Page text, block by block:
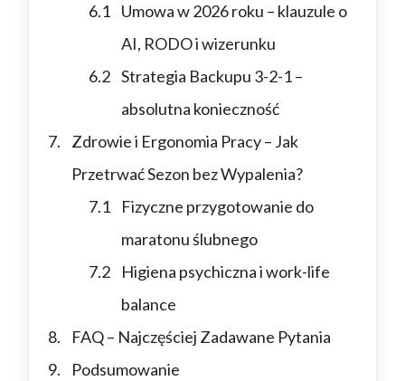
Umowa w 2026 roku – klauzule o
AI, RODO i wizerunku
Strategia Backupu 3-2-1 –
absolutna konieczność
Zdrowie i Ergonomia Pracy – Jak
Przetrwać Sezon bez Wypalenia?
Fizyczne przygotowanie do
maratonu ślubnego
Higiena psychiczna i work-life
balance
FAQ – Najczęściej Zadawane Pytania
Podsumowanie